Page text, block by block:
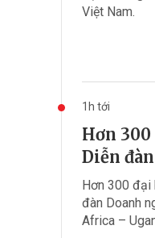
Việt Nam.
1h tới
Hơn
Diễn
Hơn 300 đại
đàn Doanh
Africa –